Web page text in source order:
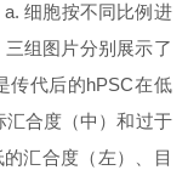
细胞按不同比例进
组图片分别展示了
传代后的hPSC在低
汇合度（中）和过于
汇合度（左）、目